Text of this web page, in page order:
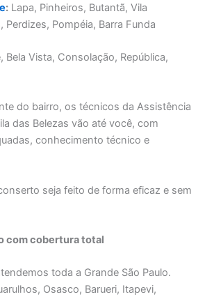
: Lapa, Pinheiros, Butantã, Vila
Perdizes, Pompéia, Barra Funda
Bela Vista, Consolação, República,
do bairro, os técnicos da Assistência
das Belezas vão até você, com
conhecimento técnico e
seja feito de forma eficaz e sem
com cobertura total
toda a Grande São Paulo.
Osasco, Barueri, Itapevi,